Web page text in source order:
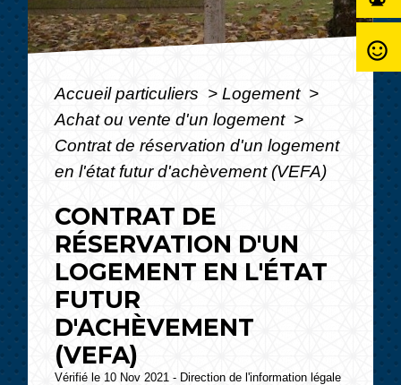
Accueil particuliers > Logement >
Achat ou vente d'un logement >
Contrat de réservation d'un logement
en l'état futur d'achèvement (VEFA)
CONTRAT DE
RÉSERVATION D'UN
LOGEMENT EN L'ÉTAT
FUTUR
D'ACHÈVEMENT
(VEFA)
Vérifié le 10 Nov 2021 - Direction de l'information légale
sentiment_satisfied_alt